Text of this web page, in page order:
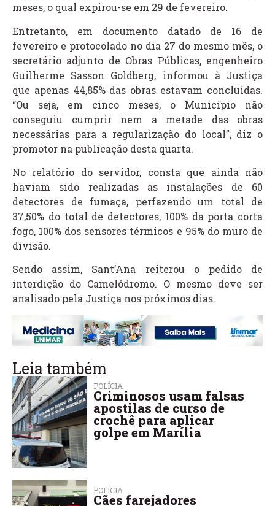
meses, o qual expirou-se em 29 de fevereiro.
Entretanto, em documento datado de 16 de
fevereiro e protocolado no dia 27 do mesmo mês, o
secretário adjunto de Obras Públicas, engenheiro
Guilherme Sasson Goldberg, informou à Justiça
que apenas 44,85% das obras estavam concluídas.
“Ou seja, em cinco meses, o Município não
conseguiu cumprir nem a metade das obras
necessárias para a regularização do local”, diz o
promotor na publicação desta quarta.
No relatório do servidor, consta que ainda não
haviam sido realizadas as instalações de 60
detectores de fumaça, perfazendo um total de
37,50% do total de detectores, 100% da porta corta
fogo, 100% dos sensores térmicos e 95% do muro de
divisão.
Sendo assim, Sant’Ana reiterou o pedido de
interdição do Camelódromo. O mesmo deve ser
analisado pela Justiça nos próximos dias.
Leia também
POLÍCIA
Criminosos usam falsas
apostilas de curso de
crochê para aplicar
golpe em Marília
POLÍCIA
Cães farejadores